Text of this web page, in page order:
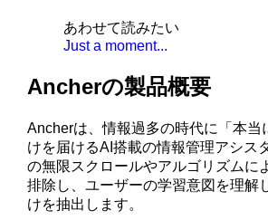
あわせて読みたい
Just a moment...
Ancherの製品概要
Ancherは、情報過多の時代に「本当
けを届けるAI搭載の情報管理アシス
の無限スクロールやアルゴリズムに
排除し、ユーザーの学習意図を理解
けを抽出します。